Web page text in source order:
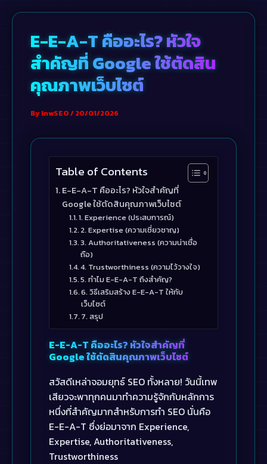
contentE-E-A-T คืออะไร? หัวใจ
สำคัญที่ Google ใช้ตัดสิน
คุณภาพเว็บไซต์
ByInwSEO/20/01/2026
Table of Contents
E-E-A-T คืออะไร? หัวใจสำคัญที่
Google ใช้ตัดสินคุณภาพเว็บไซต์
1. Experience (ประสบการณ์)
2. Expertise (ความเชี่ยวชาญ)
3. Authoritativeness (ความน่าเชื่อ
ถือ)
4. Trustworthiness (ความไว้วางใจ)
5. ทำไม E-E-A-T ถึงสำคัญ?
6. วิธีเสริมสร้าง E-E-A-T ให้กับ
เว็บไซต์
7. สรุป
E-E-A-T คืออะไร? หัวใจสำคัญที่
Google ใช้ตัดสินคุณภาพเว็บไซต์
สวัสดีเหล่าจอมยุทธ์ SEO ทั้งหลาย! วันนี้เทพ
เสียวจะพาทุกคนมาทำความรู้จักกับหลักการ
หนึ่งที่สำคัญมากสำหรับการทำ SEO นั่นคือ
E-E-A-T ซึ่งย่อมาจาก Experience,
Expertise, Authoritativeness,
Trustworthiness